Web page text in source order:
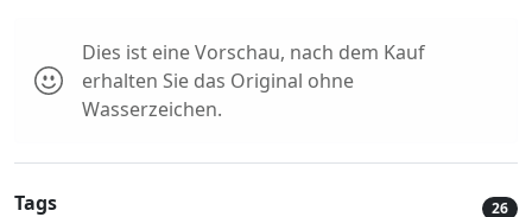
Dies ist eine Vorschau, nach dem Kauf
erhalten Sie das Original ohne
Wasserzeichen.
Tags 26